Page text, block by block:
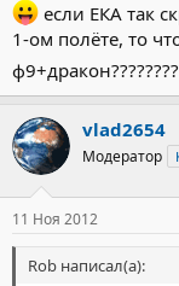
если ЕКА так
1-ом полёте, то
vlad2654
Модератор
11 Ноя 2012
Rob написал(а):